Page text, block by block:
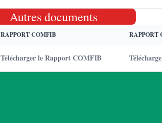
Autres documents
RAPPORT COMFIB RAPPORT
Télécharger le Rapport COMFIB